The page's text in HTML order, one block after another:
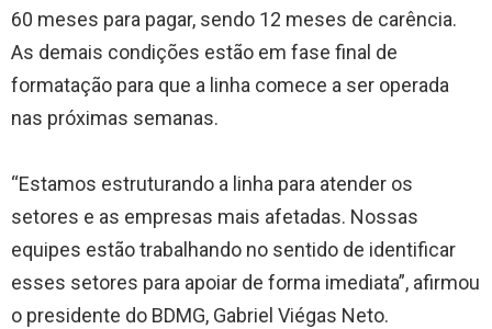
60 meses para pagar, sendo 12 meses de carência.
As demais condições estão em fase final de
formatação para que a linha comece a ser operada
nas próximas semanas.
“Estamos estruturando a linha para atender os
setores e as empresas mais afetadas. Nossas
equipes estão trabalhando no sentido de identificar
esses setores para apoiar de forma imediata”, afirmou
o presidente do BDMG, Gabriel Viégas Neto.